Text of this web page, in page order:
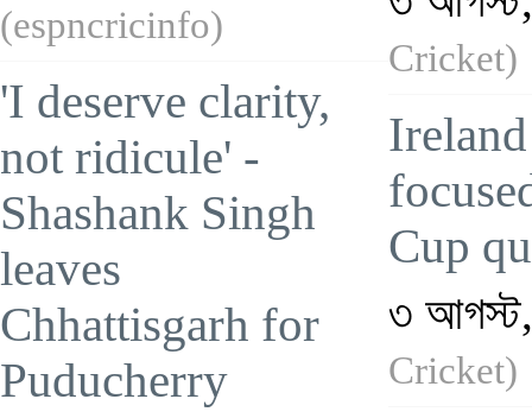
(espncricinfo)
'I deserve clarity,
not ridicule' -
Shashank Singh
leaves
Chhattisgarh for
Puducherry
Cricket)
Cup
৩
Cricket)